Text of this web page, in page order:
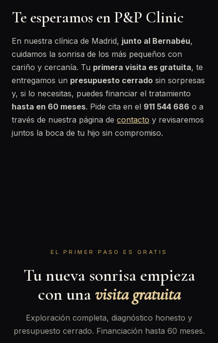
Te esperamos en P&P Clinic
En nuestra clínica de Madrid, junto al Bernabéu,
cuidamos la sonrisa de los más pequeños con
cariño y cercanía. Tu primera visita es gratuita, te
entregamos un presupuesto cerrado sin sorpresas
y, si lo necesitas, puedes financiar el tratamiento
hasta en 60 meses. Pide cita en el 911 544 686 o a
través de nuestra página de contacto y revisaremos
juntos la boca de tu hijo sin compromiso.
EL PRIMER PASO ES GRATIS
Tu nueva sonrisa empieza
con unavisita gratuita
Exploración completa, diagnóstico honesto y
presupuesto cerrado. Financiación hasta 60 meses.